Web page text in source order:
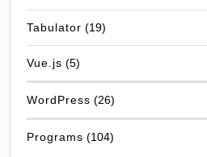
Tabulator (19)
Vue.js (5)
WordPress (26)
Programs (104)